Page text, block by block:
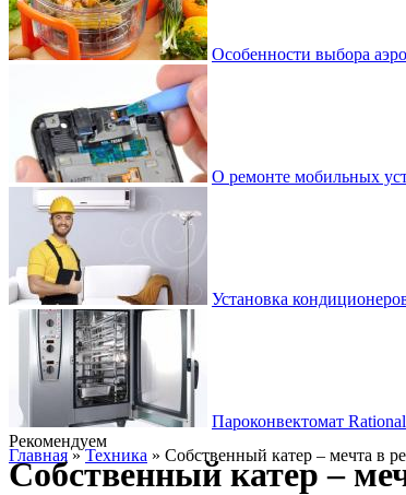
Особенности выбора
О ремонте мобильных
Установка
Пароконвектомат
Рекомендуем
Главная»Техника » Собственный катер – мечта в
Собственный катер –